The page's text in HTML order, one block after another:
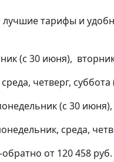
лучшие тарифы и
(с 30 июня),
четверг,
(с 30
среда,
от 120 458 руб.